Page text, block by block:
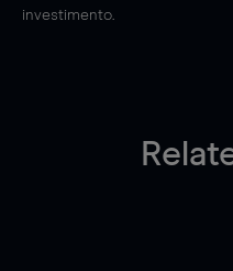
investimento.